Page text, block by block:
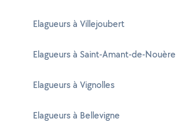
Elagueurs à Villejoubert
Elagueurs à Saint-Amant-de-Nouère
Elagueurs à Vignolles
Elagueurs à Bellevigne